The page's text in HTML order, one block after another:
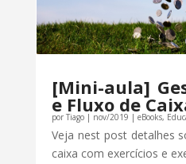
[Mini-aula]
e Fluxo de
por Tiago| nov/2019 | eBooks,
Veja nest post detalhes
caixa com exercícios e